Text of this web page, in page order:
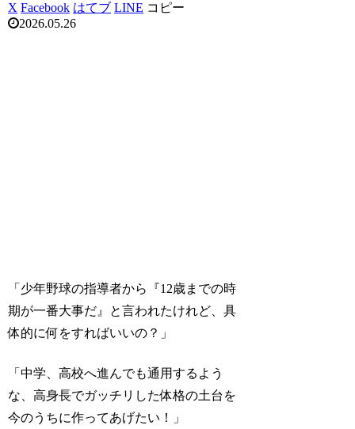
X Facebook はてブ LINE コピー
2026.05.26
「少年野球の指導者から『12歳までの時
期が一番大事だ』と言われたけれど、具
体的に何をすればいいの？」
「中学、高校へ進んでも通用するよう
な、高身長でガッチリした体格の土台を
今のうちに作ってあげたい！」